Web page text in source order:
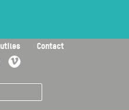
Contact
Vimeo